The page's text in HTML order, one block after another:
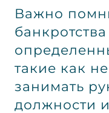
Важно
такие как
занимать
должности